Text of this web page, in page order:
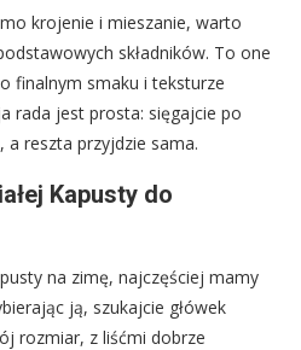
krojenie i mieszanie, warto
składników. To one
finalnym smaku i teksturze
rada jest prosta: sięgajcie po
reszta przyjdzie sama.
Kapusty do
na zimę, najczęściej mamy
ją, szukajcie główek
rozmiar, z liśćmi dobrze